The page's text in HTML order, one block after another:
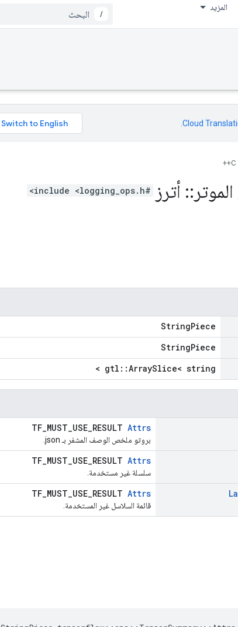
المزيد
/
Cloud
C++
:: أترز #include <logging_ops.h>
StringPiece
StringPiece
gtl::ArraySlice< string >
TF_MUST_USE_RESULT Attrs
بروتو ملخص الوصف المشفر بـ json.
TF_MUST_USE_RESULT Attrs
سلسلة غير مستخدمة.
TF_MUST_USE_RESULT Attrs
قائمة السلاسل غير المستخدمة.